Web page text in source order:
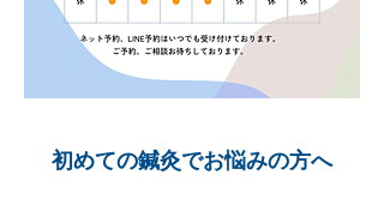
初めての鍼灸でお悩みの方へ